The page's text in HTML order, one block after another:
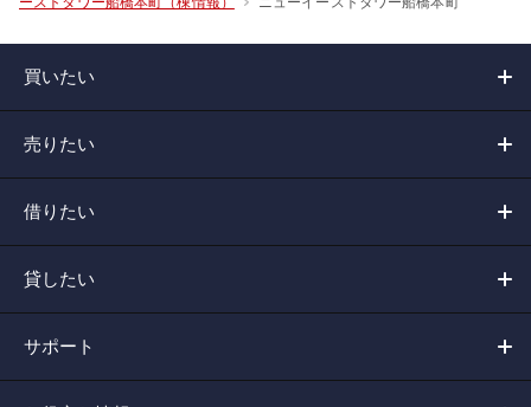
買いたい
売りたい
借りたい
貸したい
サポート